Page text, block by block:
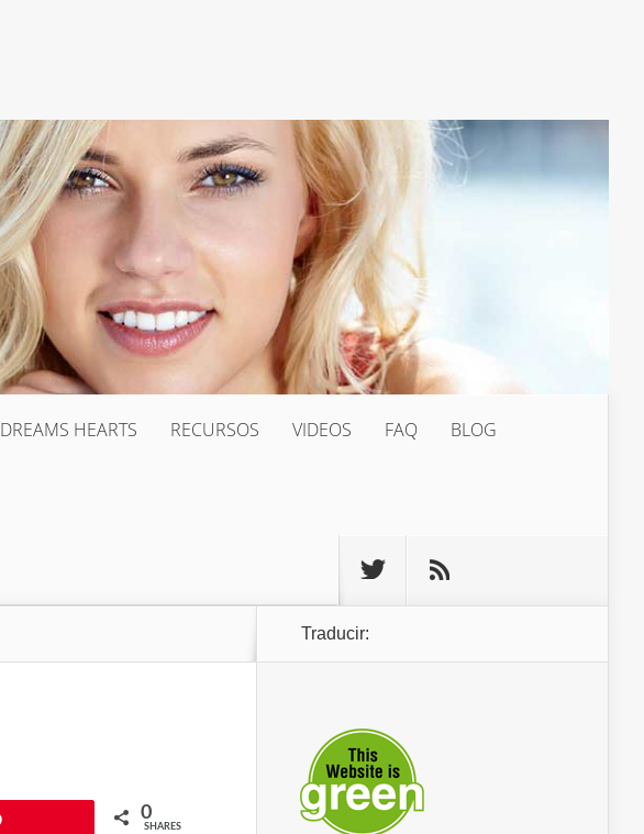
DREAMS HEARTS RECURSOS VIDEOS FAQ BLOG
0
SHARES
Traducir: